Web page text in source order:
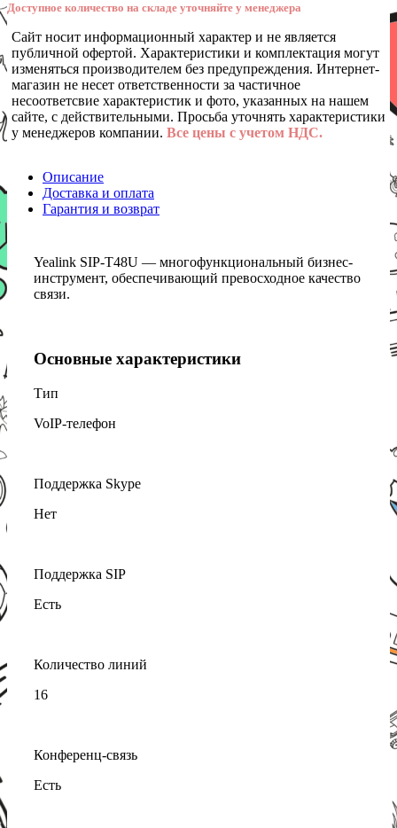
Доступное количество на складе уточняйте у менеджера
Сайт носит информационный характер и не является
публичной офертой. Характеристики и комплектация могут
изменяться производителем без предупреждения. Интернет-
магазин не несет ответственности за частичное
несоответсвие характеристик и фото, указанных на нашем
сайте, с действительными. Просьба уточнять характеристики
у менеджеров компании. Все цены с учетом НДС.
Описание
Доставка и оплата
Гарантия и возврат
Yealink SIP-T48U — многофункциональный бизнес-
инструмент, обеспечивающий превосходное качество
связи.
Основные характеристики
Тип
VoIP-телефон
Поддержка Skype
Нет
Поддержка SIP
Есть
Количество линий
16
Конференц-связь
Есть